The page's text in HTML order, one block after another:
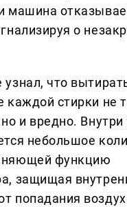
машина
о
что
каждой стирки не
но и вредно.
небольшое
функцию
защищая
попадания